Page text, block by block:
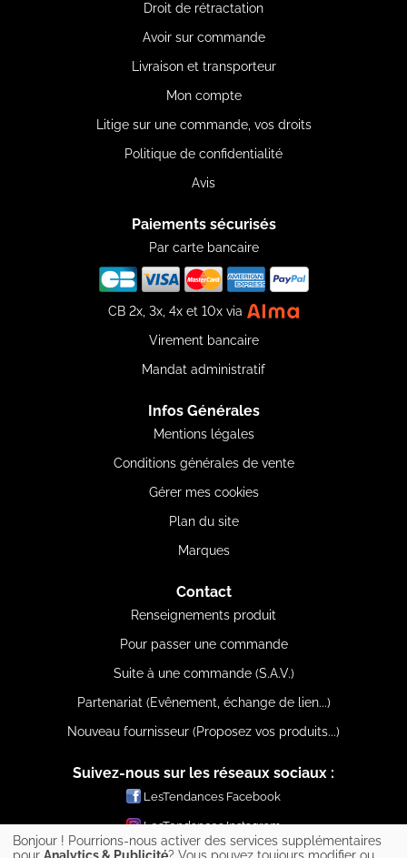
Droit de rétractation
Avoir sur commande
Livraison et transporteur
Mon compte
Litige sur une commande, vos droits
Politique de confidentialité
Avis
Paiements sécurisés
Par carte bancaire
CB 2x, 3x, 4x et 10x via
Virement bancaire
Mandat administratif
Infos Générales
Mentions légales
Conditions générales de vente
Gérer mes cookies
Plan du site
Marques
Contact
Renseignements produit
Pour passer une commande
Suite à une commande (S.A.V.)
Partenariat (Evênement, échange de lien...)
Nouveau fournisseur (Proposez vos produits...)
Suivez-nous sur les réseaux sociaux :
LesTendances Facebook
LesTendances Instagram
LesTendances Pinterest
Bonjour ! Pourrions-nous activer des services supplémentaires